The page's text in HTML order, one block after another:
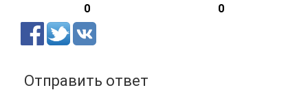
0 0
Отправить ответ